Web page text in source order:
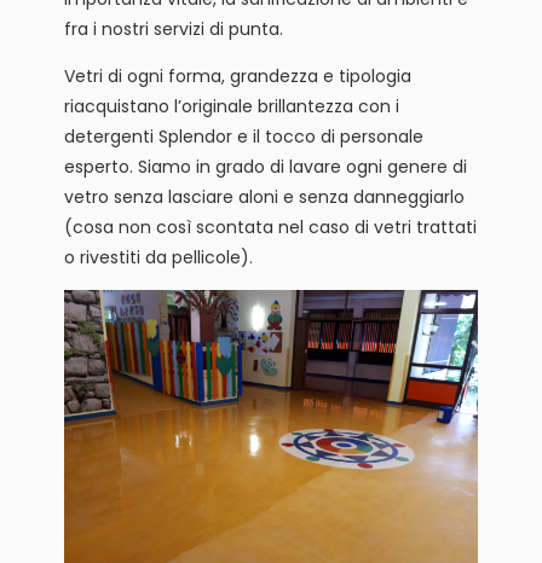
fra i nostri servizi di punta.
Vetri di ogni forma, grandezza e tipologia
riacquistano l’originale brillantezza con i
detergenti Splendor e il tocco di personale
esperto. Siamo in grado di lavare ogni genere di
vetro senza lasciare aloni e senza danneggiarlo
(cosa non così scontata nel caso di vetri trattati
o rivestiti da pellicole).